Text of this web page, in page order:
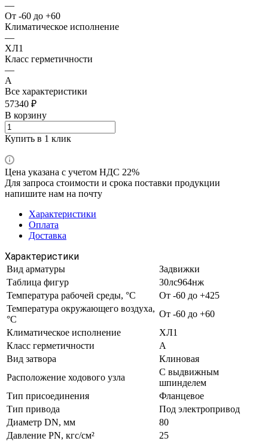
—
От -60 до +60
Климатическое исполнение
—
ХЛ1
Класс герметичности
—
А
Все характеристики
57340 ₽
В корзину
Купить в 1 клик
Цена указана с учетом НДС 22%
Для запроса стоимости и срока поставки продукции
напишите нам на почту
Характеристики
Оплата
Доставка
Характеристики
Вид арматуры
Задвижки
Таблица фигур
30лс964нж
Температура рабочей среды, °С
От -60 до +425
Температура окружающего воздуха,
°С
От -60 до +60
Климатическое исполнение
ХЛ1
Класс герметичности
А
Вид затвора
Клиновая
Расположение ходового узла
С выдвижным
шпинделем
Тип присоединения
Фланцевое
Тип привода
Под электропривод
Диаметр DN, мм
80
Давление PN, кгс/см²
25